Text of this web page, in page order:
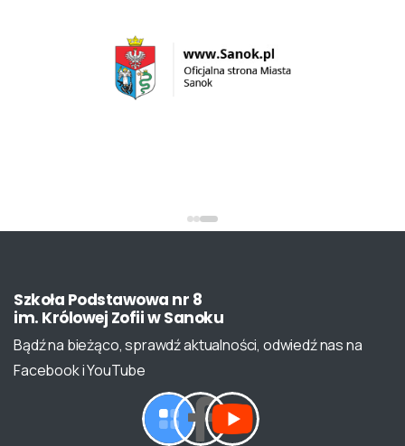
Szkoła Podstawowa nr 8
im. Królowej ZofiiwSanoku
Bądź na bieżąco, sprawdź aktualności, odwiedź nas na
Facebook i YouTube